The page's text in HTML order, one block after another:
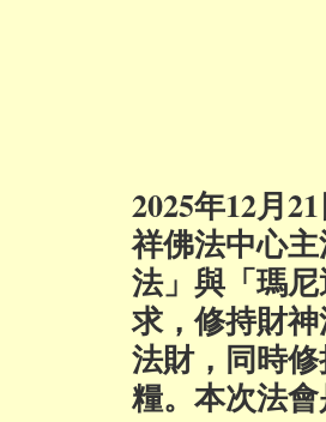
2025年12月
祥佛法中心
法」與「瑪
求，修持財
法財，同時
糧。本次法